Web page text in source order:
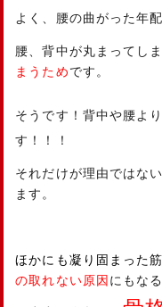
よく、腰の曲がった年
腰、背中が丸まってしま
まうためです。
そうです！背中や腰より
す！！！
それだけが理由ではな
ます。
ほかにも凝り固まった
の取れない原因 にもな